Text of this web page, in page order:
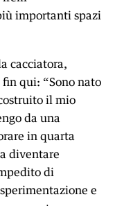
importanti spazi
cacciatora,
qui: “Sono nato
il mio
da una
in quarta
diventare
di
e